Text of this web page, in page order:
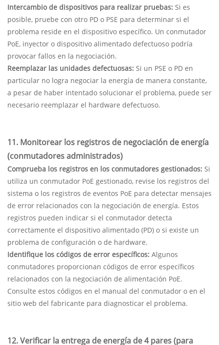
Intercambio de dispositivos para realizar pruebas: Si es
posible, pruebe con otro PD o PSE para determinar si el
problema reside en el dispositivo específico. Un conmutador
PoE, inyector o dispositivo alimentado defectuoso podría
provocar fallos en la negociación.
Reemplazar las unidades defectuosas: Si un PSE o PD en
particular no logra negociar la energía de manera constante,
a pesar de haber intentado solucionar el problema, puede ser
necesario reemplazar el hardware defectuoso.
11. Monitorear los registros de negociación de energía
(conmutadores administrados)
Comprueba los registros en los conmutadores gestionados: Si
utiliza un conmutador PoE gestionado, revise los registros del
sistema o los registros de eventos PoE para detectar mensajes
de error relacionados con la negociación de energía. Estos
registros pueden indicar si el conmutador detecta
correctamente el dispositivo alimentado (PD) o si existe un
problema de configuración o de hardware.
Identifique los códigos de error específicos: Algunos
conmutadores proporcionan códigos de error específicos
relacionados con la negociación de alimentación PoE.
Consulte estos códigos en el manual del conmutador o en el
sitio web del fabricante para diagnosticar el problema.
12. Verificar la entrega de energía de 4 pares (para